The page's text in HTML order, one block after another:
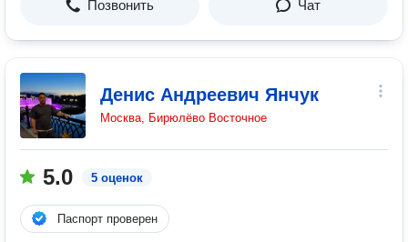
Позвонить Чат
Денис Андреевич Янчук
Москва, Бирюлёво Восточное
5.0 5 оценок
Паспорт проверен